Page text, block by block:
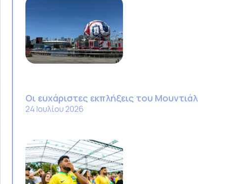
Οι ευχάριστες εκπλήξεις του Μουντιάλ
24 Ιουλίου 2026